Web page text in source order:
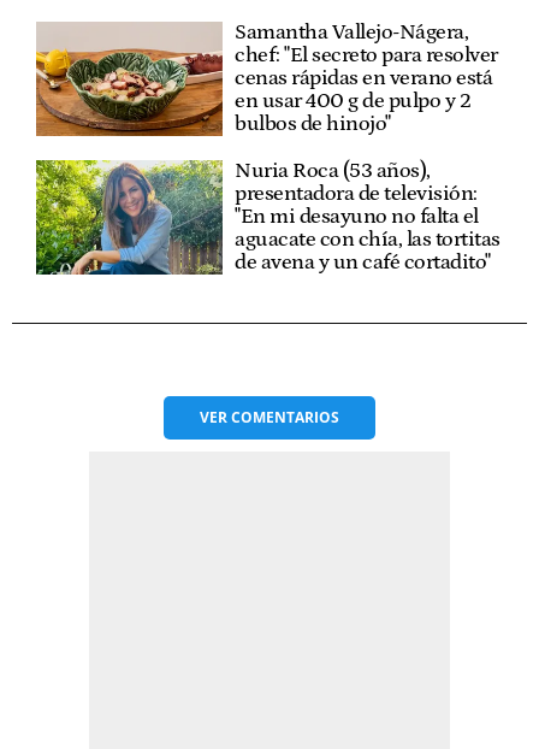
Samantha Vallejo-Nágera,
chef: "El secreto para resolver
cenas rápidas en verano está
en usar 400 g de pulpo y 2
bulbos de hinojo"
Nuria Roca (53 años),
presentadora de televisión:
"En mi desayuno no falta el
aguacate con chía, las tortitas
de avena y un café cortadito"
VERCOMENTARIOS